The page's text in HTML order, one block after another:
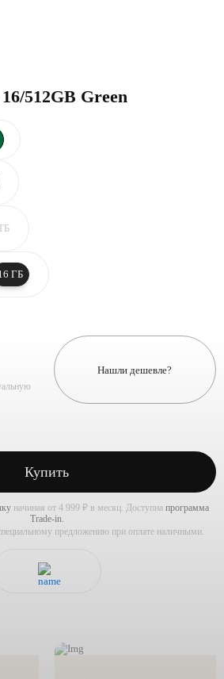
512GB Green
ГБ
Нашли дешевле?
Купить
начиная от 4 999 ₽ в месяц. Доступна программа
Trade-in.
предложению при оплате наличными.